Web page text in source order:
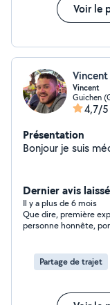
Voir le
Vincent
Guichen
4,7/5
Présentation
Bonjour je suis
Dernier avis
Il y a plus de 6 mois
Que dire, première
personne honnête,
Partage de trajet